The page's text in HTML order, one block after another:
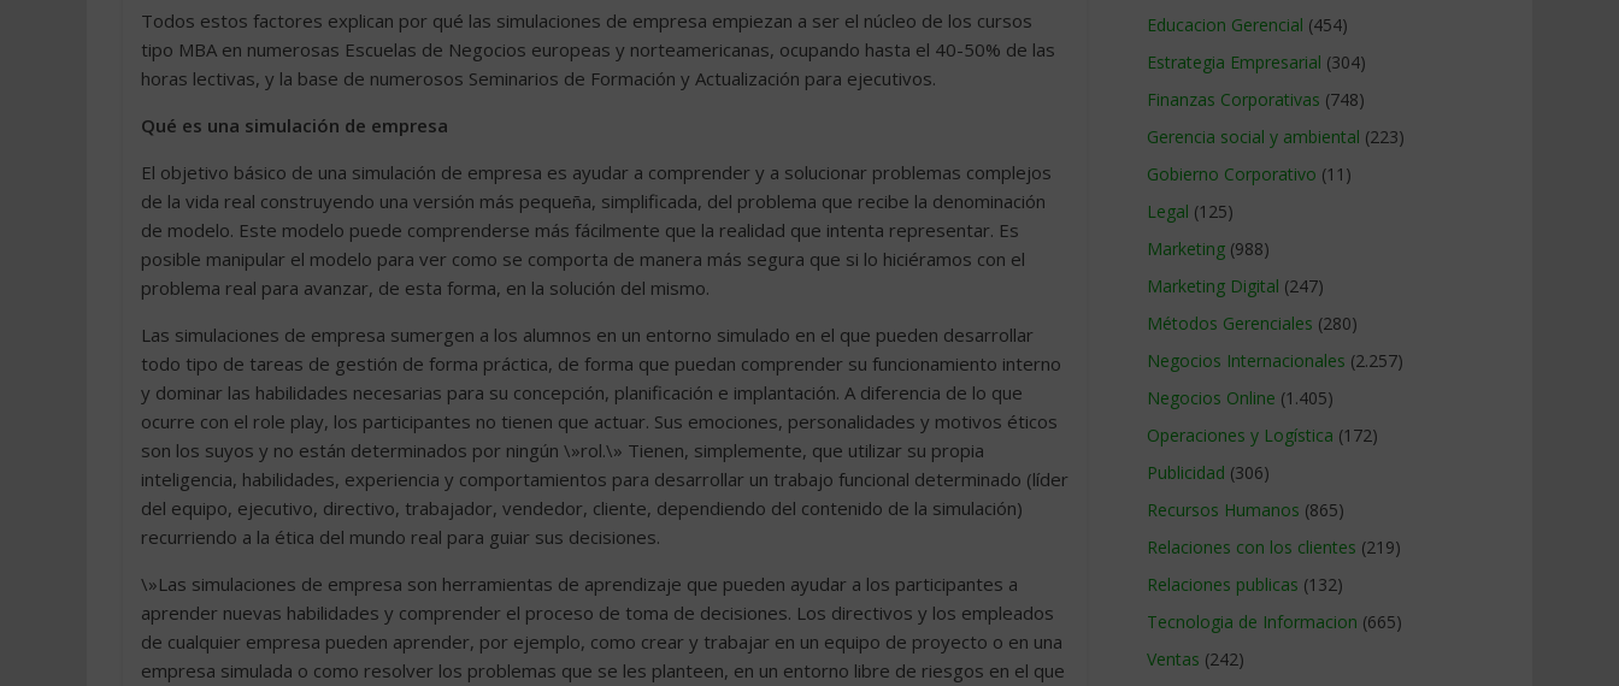
Todos estos factores explican por qué las simulaciones de empresa empiezan a ser el núcleo de los cursos
tipo MBA en numerosas Escuelas de Negocios europeas y norteamericanas, ocupando hasta el 40-50% de las
horas lectivas, y la base de numerosos Seminarios de Formación y Actualización para ejecutivos.
Qué es una simulación de empresa
El objetivo básico de una simulación de empresa es ayudar a comprender y a solucionar problemas complejos
de la vida real construyendo una versión más pequeña, simplificada, del problema que recibe la denominación
de modelo. Este modelo puede comprenderse más fácilmente que la realidad que intenta representar. Es
posible manipular el modelo para ver como se comporta de manera más segura que si lo hiciéramos con el
problema real para avanzar, de esta forma, en la solución del mismo.
Las simulaciones de empresa sumergen a los alumnos en un entorno simulado en el que pueden desarrollar
todo tipo de tareas de gestión de forma práctica, de forma que puedan comprender su funcionamiento interno
y dominar las habilidades necesarias para su concepción, planificación e implantación. A diferencia de lo que
ocurre con el role play, los participantes no tienen que actuar. Sus emociones, personalidades y motivos éticos
son los suyos y no están determinados por ningún \»rol.\» Tienen, simplemente, que utilizar su propia
inteligencia, habilidades, experiencia y comportamientos para desarrollar un trabajo funcional determinado (líder
del equipo, ejecutivo, directivo, trabajador, vendedor, cliente, dependiendo del contenido de la simulación)
recurriendo a la ética del mundo real para guiar sus decisiones.
\»Las simulaciones de empresa son herramientas de aprendizaje que pueden ayudar a los participantes a
aprender nuevas habilidades y comprender el proceso de toma de decisiones. Los directivos y los empleados
de cualquier empresa pueden aprender, por ejemplo, como crear y trabajar en un equipo de proyecto o en una
empresa simulada o como resolver los problemas que se les planteen, en un entorno libre de riesgos en el que
Educacion Gerencial (454)
Estrategia Empresarial (304)
Finanzas Corporativas (748)
Gerencia social y ambiental (223)
Gobierno Corporativo (11)
Legal (125)
Marketing (988)
Marketing Digital (247)
Métodos Gerenciales (280)
Negocios Internacionales (2.257)
Negocios Online (1.405)
Operaciones y Logística (172)
Publicidad (306)
Recursos Humanos (865)
Relaciones con los clientes (219)
Relaciones publicas (132)
Tecnologia de Informacion (665)
Ventas (242)